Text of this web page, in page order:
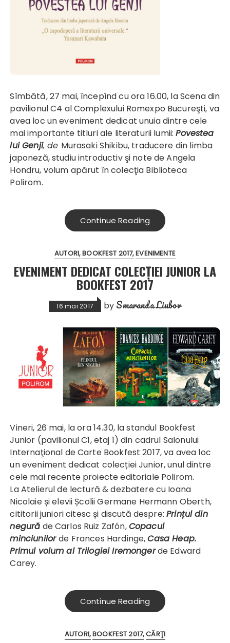
Sîmbătă, 27 mai, începînd cu ora 16.00, la Scena din
pavilionul C4 al Complexului Romexpo Bucureşti, va
avea loc un eveniment dedicat unuia dintre cele
mai importante titluri ale literaturii lumii:Povestea
lui Genji, de Murasaki Shikibu, traducere din limba
japoneză, studiu introductiv şi note de Angela
Hondru, volum apărut în colecţia Biblioteca
Polirom.
Continue Reading
AUTORI BOOKFEST 2017 EVENIMENTE
EVENIMENT DEDICAT COLECȚIEI JUNIOR LA
BOOKFEST 2017
16 mai 2017 by Smaranda Liubov
Vineri, 26 mai, la ora 14.30, la standul Bookfest
Junior (pavilionul C1, etaj 1) din cadrul Salonului
Internaţional de Carte Bookfest 2017, va avea loc
un eveniment dedicat colecției Junior, unul dintre
cele mai recente proiecte editoriale Polirom.
La Atelierul de lectură & dezbatere cu Ioana
Nicolaie și elevii Școlii Germane Hermann Oberth,
cititorii juniori citesc și discută despre:Prințul din
negură de Carlos Ruiz Zafón,Copacul
minciunilor de Frances Hardinge,Casa Heap.
Primul volum al Trilogiei Iremongerde Edward
Carey.
Continue Reading
AUTORI BOOKFEST 2017 CĂRŢI